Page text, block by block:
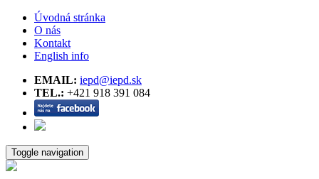
Úvodná stránka
O nás
Kontakt
English info
EMAIL: iepd@iepd.sk
TEL.: +421 918 391 084
Toggle navigation